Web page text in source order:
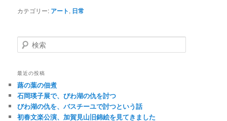
カテゴリー: アート, 日常
検索
最近の投稿
蕗の葉の佃煮
石岡瑛子展で、びわ湖の仇を討つ
びわ湖の仇を、バスチーユで討つという話
初春文楽公演、加賀見山旧錦絵を見てきました